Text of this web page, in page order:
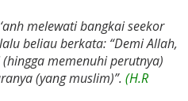
melewati bangkai seekor
beliau berkata: “Demi Allah,
memenuhi perutnya)
(yang muslim)”. (H.R